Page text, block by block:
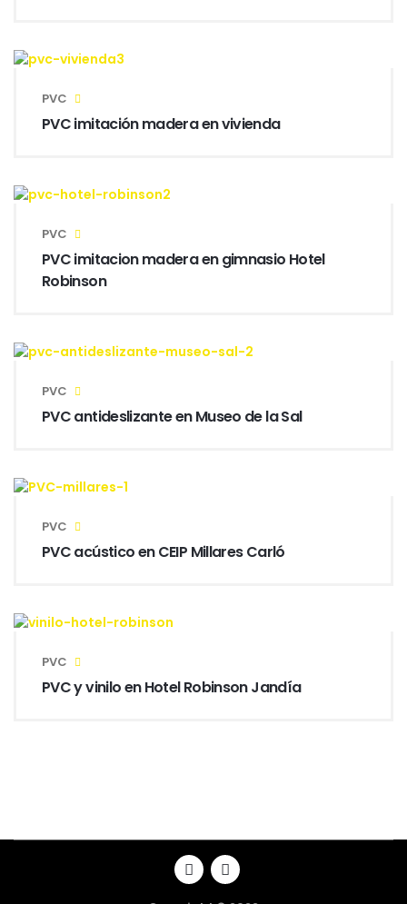
PVC
PVC imitación madera en vivienda
PVC
PVC imitacion madera en gimnasio Hotel
Robinson
PVC
PVC antideslizante en Museo de la Sal
PVC
PVC acústico en CEIP Millares Carló
PVC
PVC y vinilo en Hotel Robinson Jandía